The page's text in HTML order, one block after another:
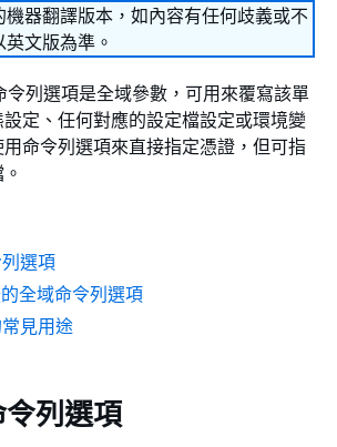
機器翻譯版本，如內容有任何歧義或不
文版為準。
令列選項是全域參數，可用來覆寫該單
定、任何對應的設定檔設定或環境變
命令列選項來直接指定憑證，但可指
選項
全域命令列選項
見用途
列選項